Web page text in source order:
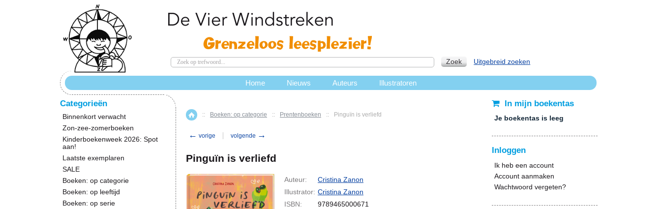
Home
:: Boeken: op categorie :: Prentenboeken :: Pinguïn is verliefd
← vorige volgende →
Pinguïn is verliefd
Auteur:
Cristina Zanon
Illustrator: Cristina Zanon
ISBN:
9789465000671
Categorieën
Binnenkort verwacht
Zon-zee-zomerboeken
Kinderboekenweek 2026: Spot
aan!
Laatste exemplaren
SALE
Boeken: op categorie
Boeken: op leeftijd
Boeken: op serie
In mijn boekentas
Je boekentas is leeg
Inloggen
Ik heb een account
Account aanmaken
Wachtwoord vergeten?
Zoek Uitgebreid zoeken
Home Nieuws Auteurs Illustratoren